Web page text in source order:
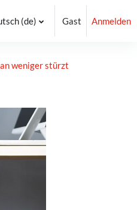
‎(de)‎ Gast Anmelden
weniger stürzt